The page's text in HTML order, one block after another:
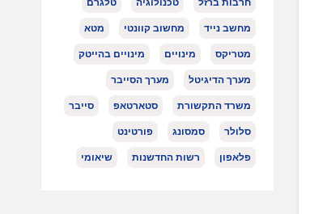
חרבות ברזל טכנולוגיה טלגרם
מחשב נייד מחשוב קוונטי מטא
מטריקס מינויים מינויים בהייטק
מערך הדיגיטל מערך הסייבר
משרד התקשורת סטארטאפ סייבר
סלולר סמסונג פורטינט
פלאפון רשות החדשנות שיאומי